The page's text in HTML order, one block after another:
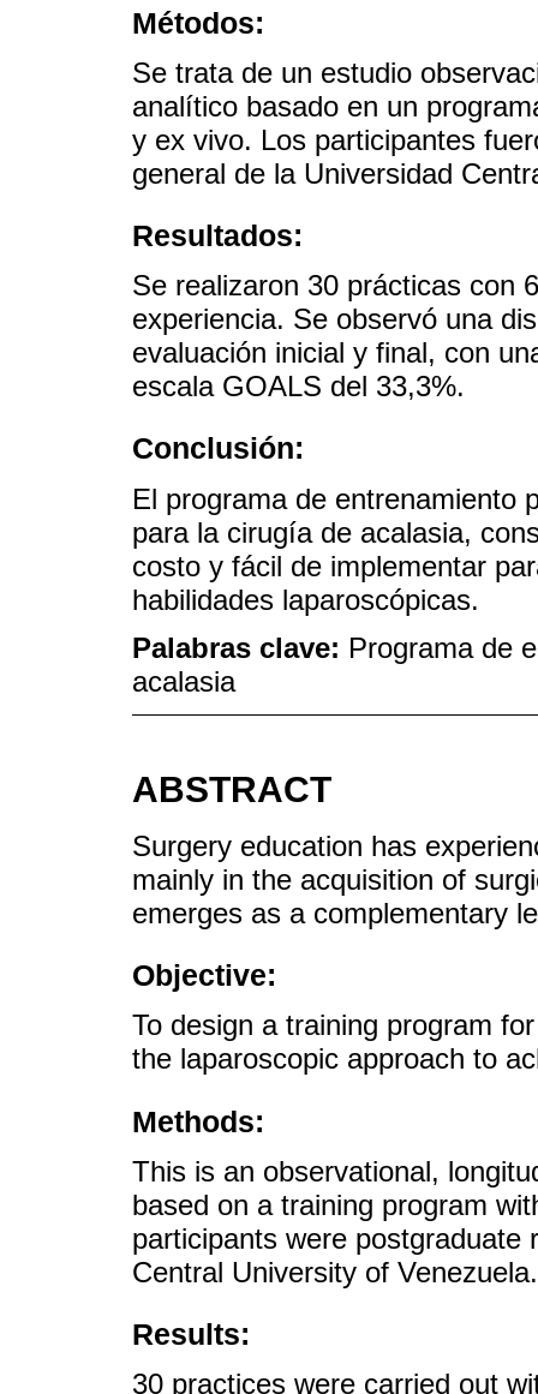
Métodos:
Se trata de un estudio
analítico basado en un
y ex vivo. Los participantes
general de la Universidad
Resultados:
Se realizaron 30 prácticas con
experiencia. Se observó una
evaluación inicial y final, con
escala GOALS del 33,3%.
Conclusión:
El programa de entrenamiento
para la cirugía de acalasia,
costo y fácil de implementar
habilidades laparoscópicas.
Palabras clave: Programa de
acalasia
ABSTRACT
Surgery education has
mainly in the acquisition of
emerges as a complementary
Objective:
To design a training program
the laparoscopic approach to
Methods:
This is an observational,
based on a training program
participants were postgraduate
Central University of Venezuela.
Results:
30 practices were carried out